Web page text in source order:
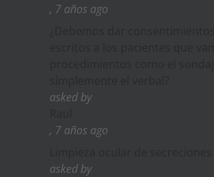
, 7 años ago
asked by
, 7 años ago
asked by